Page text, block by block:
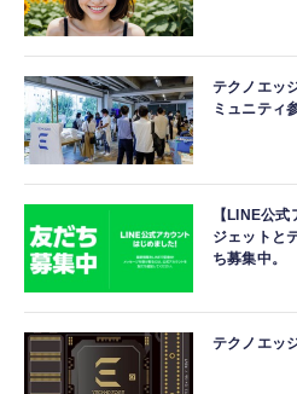
テクノエッ
ミュニティ
【LINE公
ジェットと
ち募集中。
テクノエッ